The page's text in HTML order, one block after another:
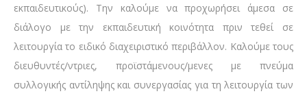
εκπαιδευτικούς). Την καλούμε να προχωρήσει άμεσα σε
διάλογο με την εκπαιδευτική κοινότητα πριν τεθεί σε
λειτουργία το ειδικό διαχειριστικό περιβάλλον. Καλούμε τους
διευθυντές/ντριες, προϊστάμενους/μενες με πνεύμα
συλλογικής αντίληψης και συνεργασίας για τη λειτουργία των